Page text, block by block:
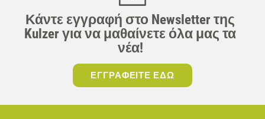
Κάντε εγγραφή στο Newsletter της
Kulzer για να μαθαίνετε όλα μας τα
νέα!
ΕΓΓΡΑΦΕΙΤΕ ΕΔΩ